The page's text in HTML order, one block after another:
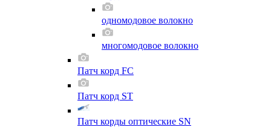
одномодовое волокно
многомодовое волокно
Патч корд FC
Патч корд ST
Патч корды оптические SN